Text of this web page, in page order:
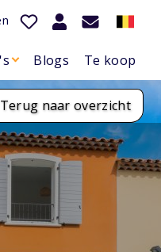
Blogs Te koop
Terug naar overzicht